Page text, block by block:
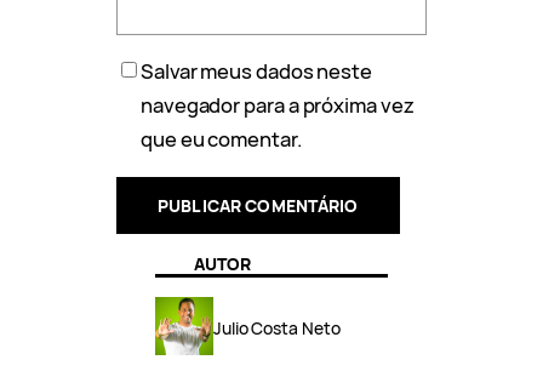
Salvar meus dados neste
navegador para a próxima vez
que eu comentar.
AUTOR
Julio Costa Neto